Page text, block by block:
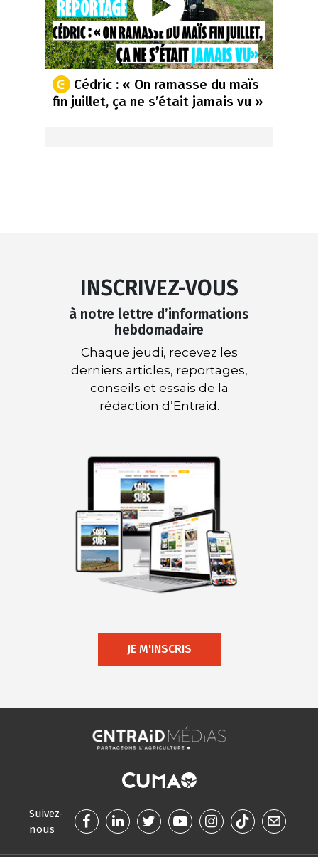
Cédric : « On ramasse du maïs
fin juillet, ça ne s’était jamais vu »
INSCRIVEZ-VOUS
à notre lettre d’informations
hebdomadaire
Chaque jeudi, recevez les
derniers articles, reportages,
conseils et essais de la
rédaction d’Entraid.
JE M'INSCRIS
Suivez-
nous